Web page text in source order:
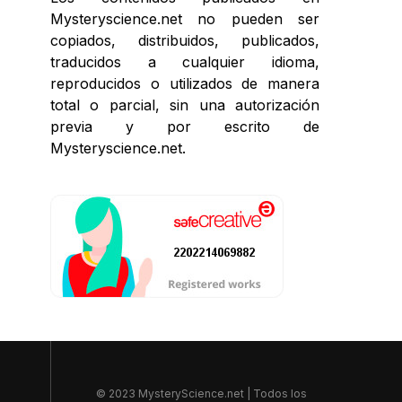
Mysteryscience.net no pueden ser
copiados, distribuidos, publicados,
traducidos a cualquier idioma,
reproducidos o utilizados de manera
total o parcial, sin una autorización
previa y por escrito de
Mysteryscience.net.
© 2023 MysteryScience.net | Todos los